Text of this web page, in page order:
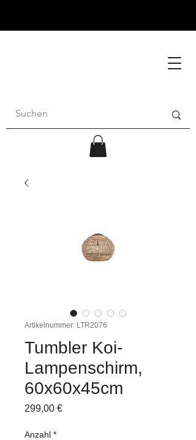
Artikelnummer: LTR2076
Tumbler Koi-
Lampenschirm,
60x60x45cm
299,00 €Preis
Anzahl *